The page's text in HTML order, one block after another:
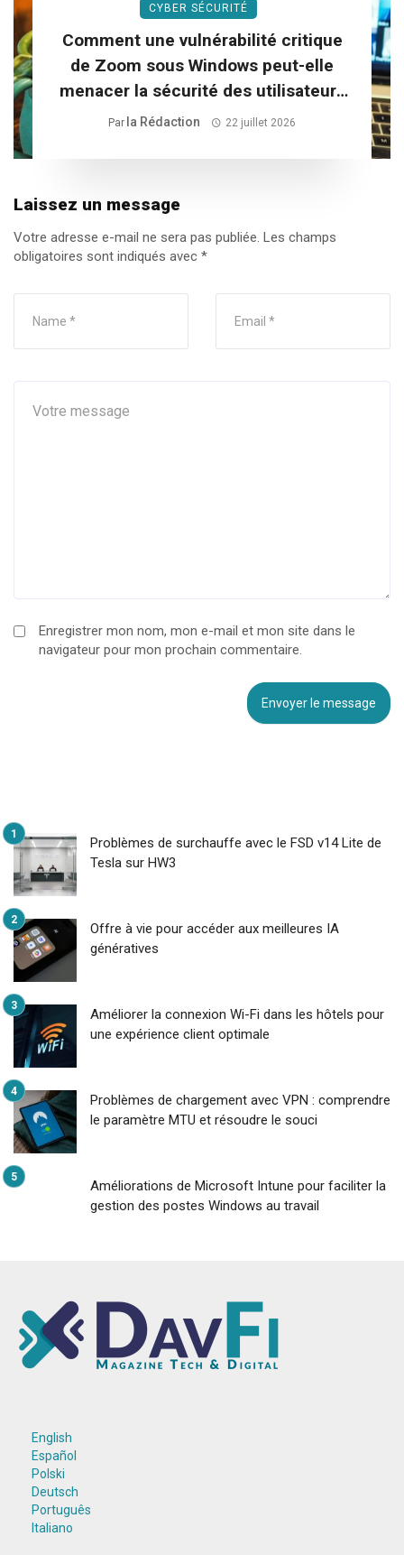
CYBER SÉCURITÉ
Comment une vulnérabilité critique
de Zoom sous Windows peut-elle
menacer la sécurité des utilisateurs
?
Par La Rédaction 22 juillet 2026
Laissez un message
Votre adresse e-mail ne sera pas publiée. Les champs
obligatoires sont indiqués avec *
Enregistrer mon nom, mon e-mail et mon site dans le
navigateur pour mon prochain commentaire.
Problèmes de surchauffe avec le FSD v14 Lite de
Tesla sur HW3
Offre à vie pour accéder aux meilleures IA
génératives
Améliorer la connexion Wi-Fi dans les hôtels pour
une expérience client optimale
Problèmes de chargement avec VPN : comprendre
le paramètre MTU et résoudre le souci
Améliorations de Microsoft Intune pour faciliter la
gestion des postes Windows au travail
English
Español
Polski
Deutsch
Português
Italiano